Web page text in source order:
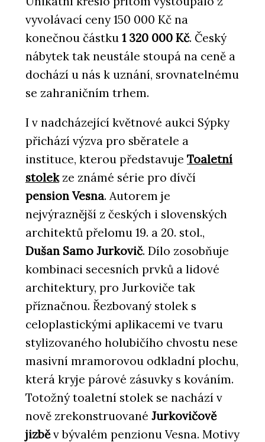
vyvolávací ceny 150 000 Kč na
konečnou částku 1 320 000 Kč. Český
nábytek tak neustále stoupá na ceně a
dochází u nás k uznání, srovnatelnému
se zahraničním trhem.
I v nadcházející květnové aukci Sýpky
přichází výzva pro sběratele a
instituce, kterou představuje Toaletní
stolekze známé série pro dívčí
pension Vesna. Autorem je
nejvýraznější z českých i slovenských
architektů přelomu 19. a 20. stol.,
Dušan Samo Jurkovič. Dílo zosobňuje
kombinaci secesních prvků a lidové
architektury, pro Jurkoviče tak
příznačnou. Řezbovaný stolek s
celoplastickými aplikacemi ve tvaru
stylizovaného holubičího chvostu nese
masivní mramorovou odkladní plochu,
která kryje párové zásuvky s kováním.
Totožný toaletní stolek se nachází v
nově zrekonstruované Jurkovičově
jizběv bývalém penzionu Vesna. Motivy